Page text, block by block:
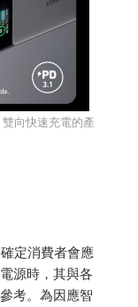
向快速充電的產
定消費者會應
源時，其與各
考。為因應智